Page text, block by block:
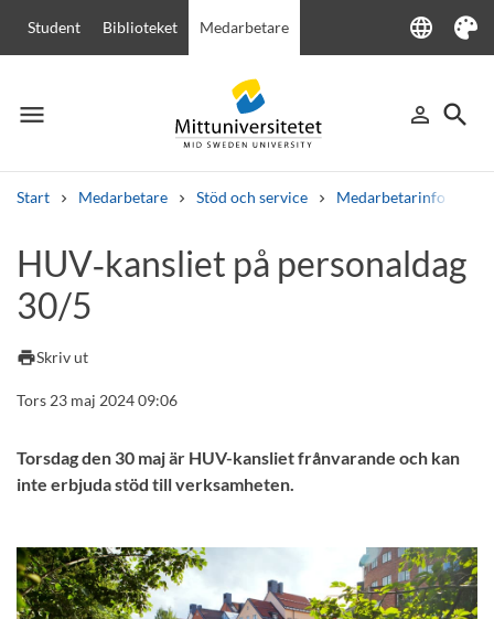
Student Biblioteket Medarbetare language
Language
Tema
menu
Meny person_outline
Logga in
search
Sök
Start Medarbetare Stöd och service Medarbetarinfo
Andra söktjänster
Kurser och program
HUV‑kansliet på personaldag
30/5
printSkriv ut
Tors 23 maj 2024 09:06
Torsdag den 30 maj är HUV-kansliet frånvarande och kan
inte erbjuda stöd till verksamheten.